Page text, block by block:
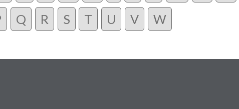
Q R S T U V W